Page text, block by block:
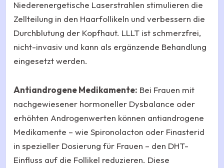
Niederenergetische Laserstrahlen stimulieren die
Zellteilung in den Haarfollikeln und verbessern die
Durchblutung der Kopfhaut. LLLT ist schmerzfrei,
nicht-invasiv und kann als ergänzende Behandlung
eingesetzt werden.
Antiandrogene Medikamente: Bei Frauen mit
nachgewiesener hormoneller Dysbalance oder
erhöhten Androgenwerten können antiandrogene
Medikamente – wie Spironolacton oder Finasterid
in spezieller Dosierung für Frauen – den DHT-
Einfluss auf die Follikel reduzieren. Diese